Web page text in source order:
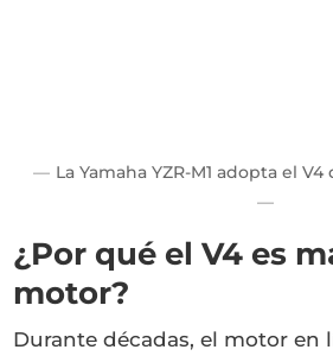
La Yamaha YZR-M1 adopta el
¿Por qué el V4 es
motor?
Durante décadas, el motor en